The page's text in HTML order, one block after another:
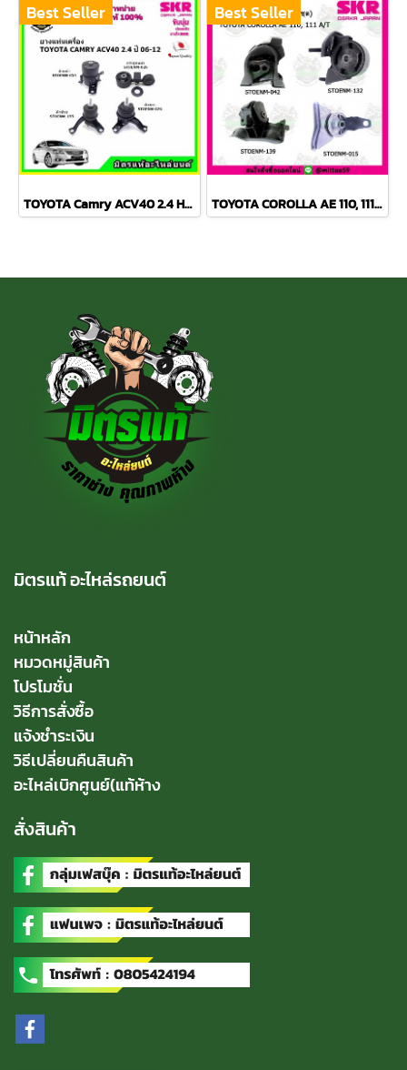
Best Seller
TOYOTA Camry ACV40 2.4 Hybrid ปี 06-12 ยางแท่นเครื่องครบชุด กระดูกหมา
Best Seller
TOYOTA COROLLA AE 110, 111 A/T สามห่วง ยางแท่นเครื่องครบชุด SKR
มิตรแท้ อะไหล่รถยนต์
หน้าหลัก
หมวดหมู่สินค้า
โปรโมชั่น
วิธีการสั่งซื้อ
แจ้งชำระเงิน
วิธีเปลี่ยนคืนสินค้า
อะไหล่เบิกศูนย์(แท้ห้าง
สั่งสินค้า